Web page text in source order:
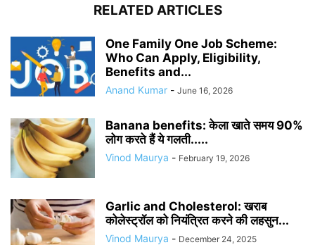
RELATED ARTICLES
One Family One Job Scheme:
Who Can Apply, Eligibility,
Benefits and...
Anand Kumar - June 16, 2026
Banana benefits: केला खाते समय 90%
लोग करते हैं ये गलती.....
Vinod Maurya - February 19, 2026
Garlic and Cholesterol: खराब
कोलेस्ट्रॉल को नियंत्रित करने की लहसुन...
Vinod Maurya - December 24, 2025